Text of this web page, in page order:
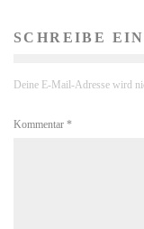
SCHREIBE
Deine E-Mail-Adresse wird
Kommentar *